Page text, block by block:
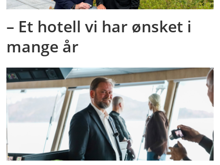
– Et hotell vi har ønsket i
mange år